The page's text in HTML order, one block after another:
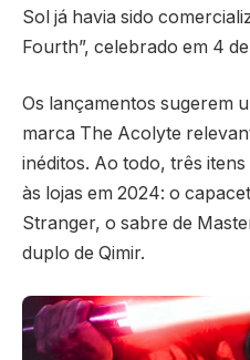
Sol já havia sido
Fourth”, celebrado em 4
Os lançamentos sugerem
marca The Acolyte
inéditos. Ao todo, três
às lojas em 2024: o
Stranger, o sabre de
duplo de Qimir.